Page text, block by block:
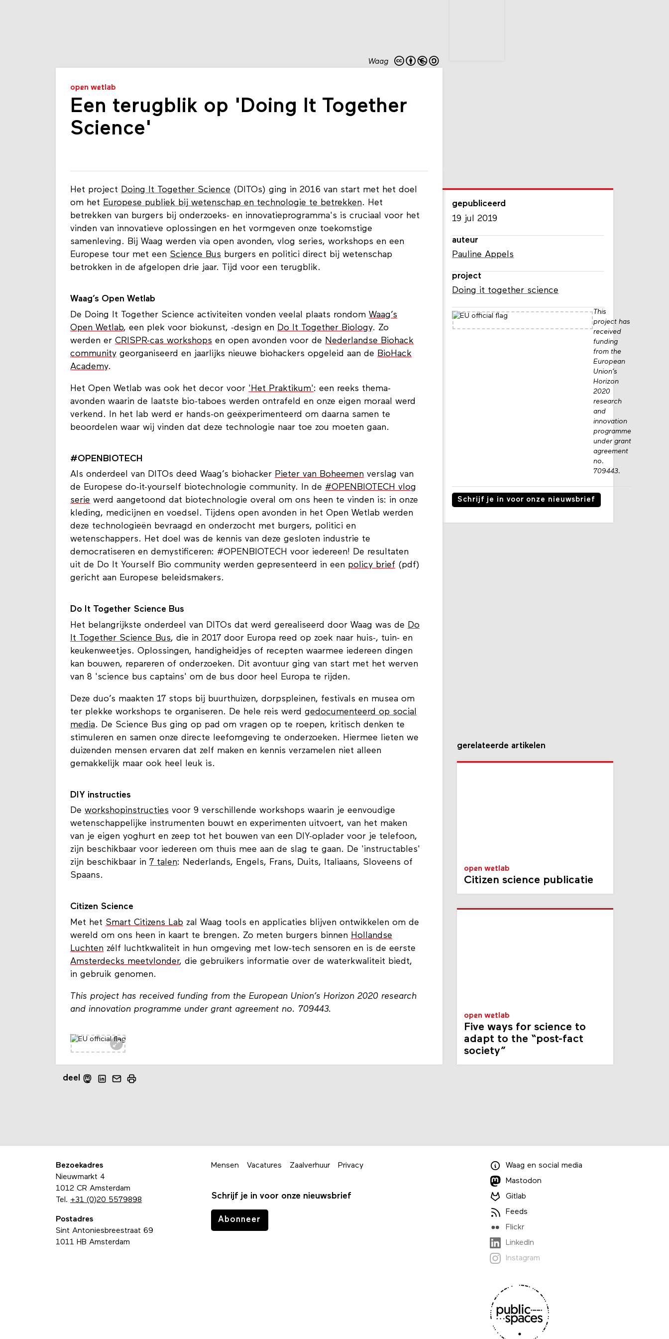
Waag
open wetlab
Een terugblik op 'Doing It Together
Science'
Het project Doing It Together Science (DITOs) ging in 2016 van start met het doel
om het Europese publiek bij wetenschap en technologie te betrekken. Het
betrekken van burgers bij onderzoeks- en innovatieprogramma's is cruciaal voor het
vinden van innovatieve oplossingen en het vormgeven onze toekomstige
samenleving. Bij Waag werden via open avonden, vlog series, workshops en een
Europese tour met een Science Bus burgers en politici direct bij wetenschap
betrokken in de afgelopen drie jaar. Tijd voor een terugblik.
Waag’s Open Wetlab
De Doing It Together Science activiteiten vonden veelal plaats rondom Waag’s
Open Wetlab, een plek voor biokunst, -design en Do It Together Biology. Zo
werden er CRISPR-cas workshops en open avonden voor de Nederlandse Biohack
community georganiseerd en jaarlijks nieuwe biohackers opgeleid aan de BioHack
Academy.
Het Open Wetlab was ook het decor voor 'Het Praktikum': een reeks thema-
avonden waarin de laatste bio-taboes werden ontrafeld en onze eigen moraal werd
verkend. In het lab werd er hands-on geëxperimenteerd om daarna samen te
beoordelen waar wij vinden dat deze technologie naar toe zou moeten gaan.
#OPENBIOTECH
Als onderdeel van DITOs deed Waag’s biohacker Pieter van Boheemen verslag van
de Europese do-it-yourself biotechnologie community. In de #OPENBIOTECH vlog
serie werd aangetoond dat biotechnologie overal om ons heen te vinden is: in onze
kleding, medicijnen en voedsel. Tijdens open avonden in het Open Wetlab werden
deze technologieën bevraagd en onderzocht met burgers, politici en
wetenschappers. Het doel was de kennis van deze gesloten industrie te
democratiseren en demystificeren: #OPENBIOTECH voor iedereen! De resultaten
uit de Do It Yourself Bio community werden gepresenteerd in een policy brief (pdf)
gericht aan Europese beleidsmakers.
Do It Together Science Bus
Het belangrijkste onderdeel van DITOs dat werd gerealiseerd door Waag was de Do
It Together Science Bus, die in 2017 door Europa reed op zoek naar huis-, tuin- en
keukenweetjes. Oplossingen, handigheidjes of recepten waarmee iedereen dingen
kan bouwen, repareren of onderzoeken. Dit avontuur ging van start met het werven
van 8 'science bus captains' om de bus door heel Europa te rijden.
Deze duo’s maakten 17 stops bij buurthuizen, dorpspleinen, festivals en musea om
ter plekke workshops te organiseren. De hele reis werd gedocumenteerd op social
media. De Science Bus ging op pad om vragen op te roepen, kritisch denken te
stimuleren en samen onze directe leefomgeving te onderzoeken. Hiermee lieten we
duizenden mensen ervaren dat zelf maken en kennis verzamelen niet alleen
gemakkelijk maar ook heel leuk is.
DIY instructies
De workshopinstructies voor 9 verschillende workshops waarin je eenvoudige
wetenschappelijke instrumenten bouwt en experimenten uitvoert, van het maken
van je eigen yoghurt en zeep tot het bouwen van een DIY-oplader voor je telefoon,
zijn beschikbaar voor iedereen om thuis mee aan de slag te gaan. De 'instructables'
zijn beschikbaar in 7 talen: Nederlands, Engels, Frans, Duits, Italiaans, Sloveens of
Spaans.
Citizen Science
Met het Smart Citizens Lab zal Waag tools en applicaties blijven ontwikkelen om de
wereld om ons heen in kaart te brengen. Zo meten burgers binnen Hollandse
Luchten zélf luchtkwaliteit in hun omgeving met low-tech sensoren en is de eerste
Amsterdecks meetvlonder, die gebruikers informatie over de waterkwaliteit biedt,
in gebruik genomen.
This project has received funding from the European Union’s Horizon 2020 research
and innovation programme under grant agreement no. 709443.
gepubliceerd
19 jul 2019
auteur
Pauline Appels
project
Doing it together science
This
project has
received
funding
from the
European
Union’s
Horizon
2020
research
and
innovation
programme
under grant
agreement
no.
709443.
Schrijf je in voor onze nieuwsbrief
deel
gerelateerde artikelen
open wetlab
Citizen science publicatie
open wetlab
Five ways for science to
adapt to the “post-fact
society”
Bezoekadres
Nieuwmarkt 4
1012 CR Amsterdam
Tel. +31 (0)20 5579898
Postadres
Sint Antoniesbreestraat 69
1011 HB Amsterdam
Mensen Vacatures Zaalverhuur Privacy
Schrijf je in voor onze nieuwsbrief
Abonneer
Waag en social media
Mastodon
Gitlab
Feeds
Flickr
LinkedIn
Instagram